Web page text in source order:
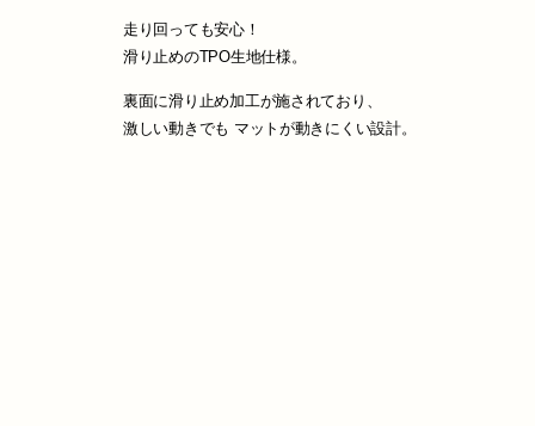
走り回っても安心！
滑り止めのTPO生地仕様。
裏面に滑り止め加工が施されており、
激しい動きでも マットが動きにくい設計。